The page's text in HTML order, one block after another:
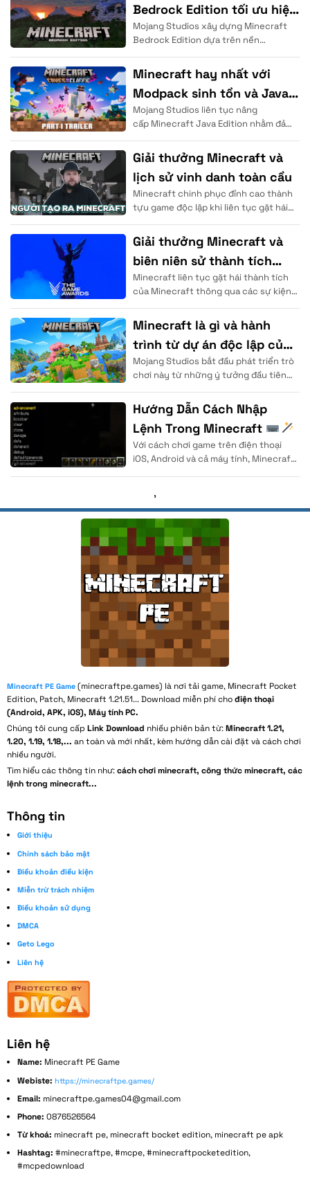
Bedrock Edition tối ưu hiệu
năng
Mojang Studios xây dựng Minecraft
Bedrock Edition dựa trên nền
mang lại tốc độ xử lý dữ liệu
Minecraft hay nhất với
Modpack sinh tồn và Java
Edition
Mojang Studios liên tục nâng
cấp Minecraft Java Edition nhằm đảm
cộng đồng. Người chơi sử
Giải thưởng Minecraft và
lịch sử vinh danh toàn cầu
Minecraft chinh phục đỉnh cao thành
tựu game độc lập khi liên tục gặt hái
Giải thưởng Minecraft và
biên niên sử thành tích
vang dội
Minecraft liên tục gặt hái thành tích
của Minecraft thông qua các sự kiện
giới. Mojang Studios đã chứng minh
Minecraft là gì và hành
trình từ dự án độc lập của
Notch
Mojang Studios bắt đầu phát triển trò
chơi này từ những ý tưởng đầu tiên
nước Thụy Điển.
Hướng Dẫn Cách Nhập
Lệnh Trong Minecraft
| Cho Người Mới
Với cách chơi game trên điện thoại
iOS, Android và cả máy tính, Minecraft
,
Minecraft PE Game(minecraftpe.games) là nơi tải game, Minecraft Pocket
Edition, Patch, Minecraft 1.21.51... Download miễn phí chođiện thoại
(Android, APK, iOS), Máy tính PC.
Chúng tôi cung cấp Link Download nhiều phiên bản từ:Minecraft 1.21,
1.20, 1.19, 1.18,... an toàn và mới nhất, kèm hướng dẫn cài đặt và cách chơi
nhiều người.
Tìm hiểu các thông tin như:cách chơi minecraft, công thức minecraft, các
lệnh trong minecraft...
Thông tin
Giới thiệu
Chính sách bảo mật
Điều khoản điều kiện
Miễn trừ trách nhiệm
Điều khoản sử dụng
DMCA
Geto Lego
Liên hệ
Liên hệ
Name: Minecraft PE Game
Webiste:https://minecraftpe.games/
Email: minecraftpe.games04@gmail.com
Phone:0876526564
Từ khoá: minecraft pe, minecraft bocket edition, minecraft pe apk
Hashtag: #minecraftpe, #mcpe, #minecraftpocketedition,
#mcpedownload